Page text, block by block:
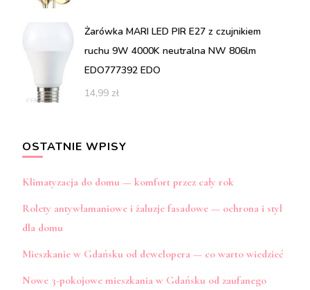
Żarówka MARI LED PIR E27 z czujnikiem
ruchu 9W 4000K neutralna NW 806lm
EDO777392 EDO
14,99 zł
OSTATNIE WPISY
Klimatyzacja do domu — komfort przez cały rok
Rolety antywłamaniowe i żaluzje fasadowe — ochrona i styl
dla domu
Mieszkanie w Gdańsku od dewelopera — co warto wiedzieć
Nowe 3-pokojowe mieszkania w Gdańsku od zaufanego